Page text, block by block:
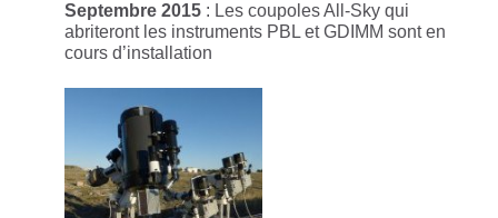
Septembre 2015 : Les coupoles All-Sky qui
abriteront les instruments PBL et GDIMM sont en
cours d’installation